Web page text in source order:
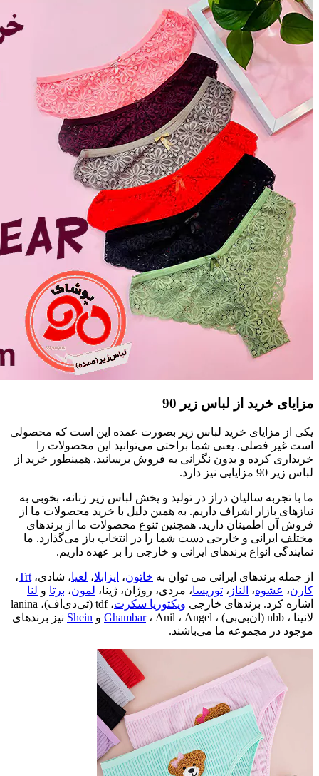
مزایای خرید از لباس زیر 90
یکی از مزایای خرید لباس زیر بصورت عمده این است که محصولی
است غیر فصلی. یعنی شما براحتی می‌توانید این محصولات را
خریداری کرده و بدون نگرانی به فروش برسانید. همینطور خرید از
لباس زیر 90 مزایایی نیز دارد.
ما با تجربه سالیان دراز در تولید و پخش لباس زیر زنانه، بخوبی به
نیازهای بازار اشراف داریم. به همین دلیل با خرید محصولات ما از
فروش آن اطمینان دارید. همچنین تنوع محصولات ما از برندهای
مختلف ایرانی و خارجی دست شما را در انتخاب باز می‌گذارد. ما
نمایندگی انواع برندهای ایرانی و خارجی را بر عهده داریم.
از جمله برندهای ایرانی می توان به خاتون، ایزابلا، لعیا، شادی، Trt،
کارن، عشوه، الناز ، توریسا، مردی، روژان، ژینا، لمون، برتا و لنا
اشاره کرد. برندهای خارجی ویکتوریا سکرت
، tdf (تی‌دی‌اف)، lanina
لانینا ، nbb (ان‌بی‌بی) ،
Ghambar، Anil ، Angel و Shein نیز برندهای
موجود در مجموعه ما می‌باشند.